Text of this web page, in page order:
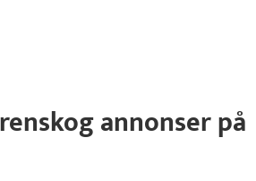
annonser på